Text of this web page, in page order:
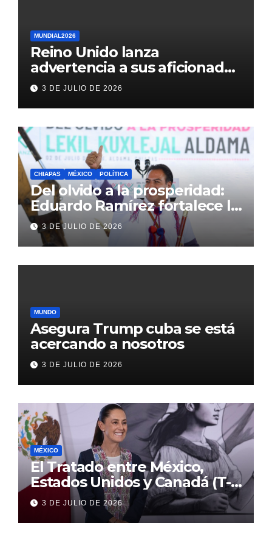
MUNDIAL2026
Reino Unido lanza
advertencia a sus aficionados
antes del México vs
Inglaterra en el Mundial 2026
3 DE JULIO DE 2026
CHIAPAS MÉXICO POLÍTICA
Del olvido a la prosperidad:
Eduardo Ramírez fortalece la
transformación de Aldama
con inversión histórica
3 DE JULIO DE 2026
MUNDO
Asegura Trump cuba se está
acercando a nosotros
3 DE JULIO DE 2026
MÉXICO
El Tratado entre México,
Estados Unidos y Canadá (T-
MEC) se mantiene hasta el
2036: Presidenta Claudia
Sheinbaum
3 DE JULIO DE 2026